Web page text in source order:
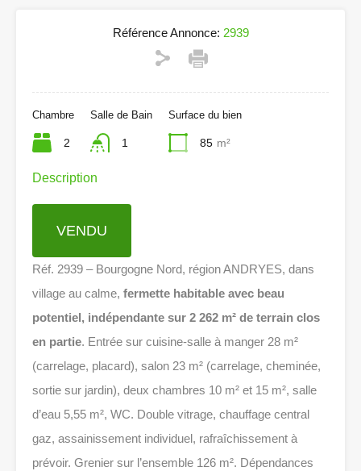
Référence Annonce: 2939
Chambre
2
Salle de Bain
1
Surface du bien
85 m²
Description
VENDU
Réf. 2939 – Bourgogne Nord, région ANDRYES, dans
village au calme, fermette habitable avec beau
potentiel, indépendante sur 2 262 m² de terrain clos
en partie. Entrée sur cuisine-salle à manger 28 m²
(carrelage, placard), salon 23 m² (carrelage, cheminée,
sortie sur jardin), deux chambres 10 m² et 15 m², salle
d’eau 5,55 m², WC. Double vitrage, chauffage central
gaz, assainissement individuel, rafraîchissement à
prévoir. Grenier sur l’ensemble 126 m². Dépendances